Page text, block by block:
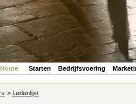
Home Starten Bedrijfsvoering
> Ledenlijst